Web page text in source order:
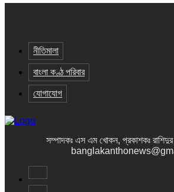
নীতিমালা
বাংলা কণ্ঠ পরিবার
যোগাযোগ
সম্পাদকঃ এস এম খোকন, প্রকাশকঃ রাশিদুর